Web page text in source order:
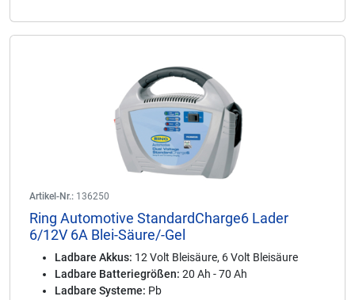
Artikel-Nr.: 136250
Ring Automotive StandardCharge6 Lader
6/12V 6A Blei-Säure/-Gel
Ladbare Akkus: 12 Volt Bleisäure, 6 Volt Bleisäure
Ladbare Batteriegrößen: 20 Ah - 70 Ah
Ladbare Systeme: Pb